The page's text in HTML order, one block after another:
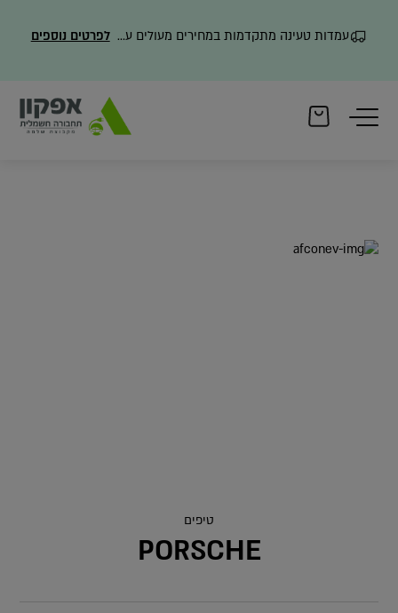
עמדות טעינה מתקדמות במחירים מעולים עם משלוח מהיר לפרטים נוספים
טיפים
PORSCHE